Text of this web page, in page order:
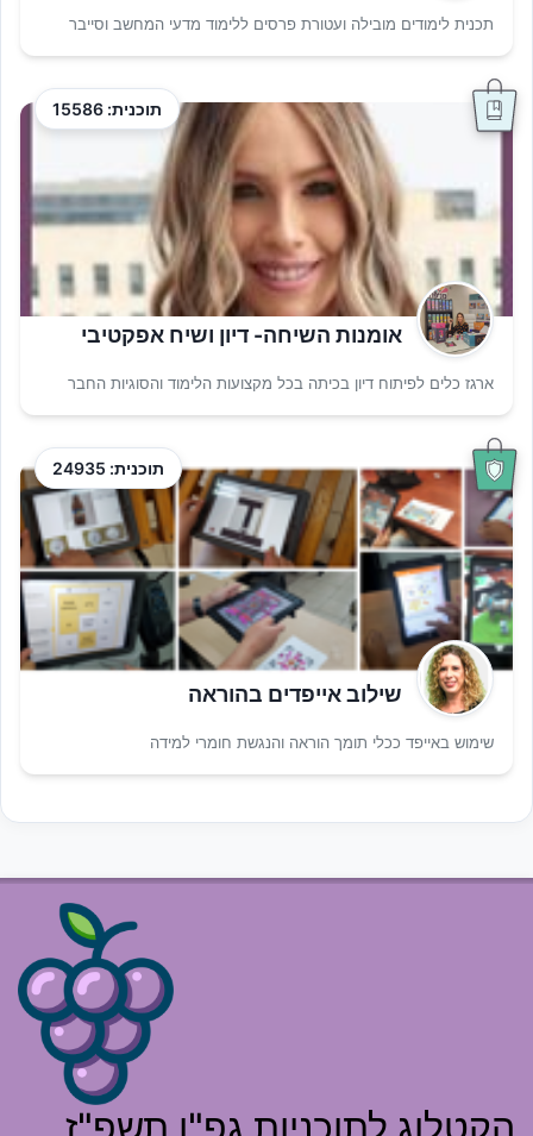
תכנית לימודים מובילה ועטורת פרסים ללימוד מדעי המחשב וסייבר
תוכנית: 15586
אומנות השיחה- דיון ושיח אפקטיבי
ארגז כלים לפיתוח דיון בכיתה בכל מקצועות הלימוד והסוגיות החבר
תוכנית: 24935
שילוב אייפדים בהוראה
שימוש באייפד ככלי תומך הוראה והנגשת חומרי למידה